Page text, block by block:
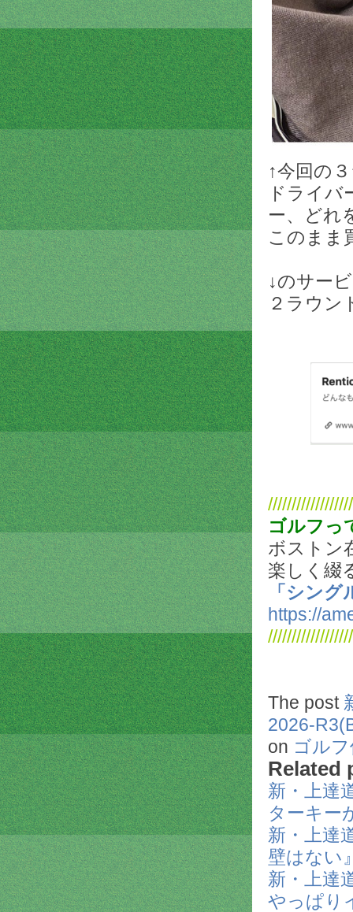
↑今回の
ドライ
ー、どれ
このまま
↓のサー
２ラウン
ゴルフっ
ボストン
楽しく綴
「シン
https://
The post
2026-
on ゴル
Related
新・上達
ターキー
新・上達
壁はない
新・上達
やっぱり